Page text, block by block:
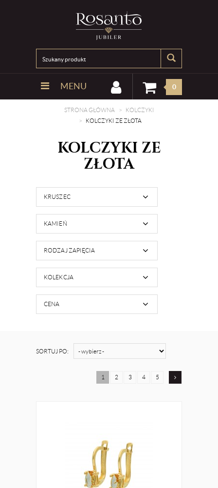
MENU 0
STRONA GŁÓWNA
KOLCZYKI
KOLCZYKI ZE ZŁOTA
KOLCZYKI ZE
ZŁOTA
KRUSZEC
KAMIEŃ
RODZAJ ZAPIĘCIA
KOLEKCJA
CENA
SORTUJ PO:
1 2 3 4 5